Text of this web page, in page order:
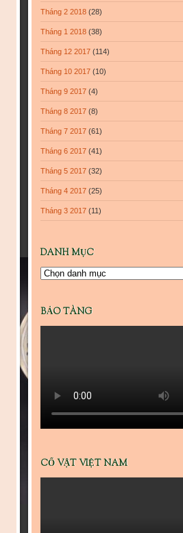
Tháng 2 2018 (28)
Tháng 1 2018 (38)
Tháng 12 2017 (114)
Tháng 10 2017 (10)
Tháng 9 2017 (4)
Tháng 8 2017 (8)
Tháng 7 2017 (61)
Tháng 6 2017 (41)
Tháng 5 2017 (32)
Tháng 4 2017 (25)
Tháng 3 2017 (11)
DANH MỤC
Danh
BẢO TÀNG
CỔ VẬT VIỆT NAM